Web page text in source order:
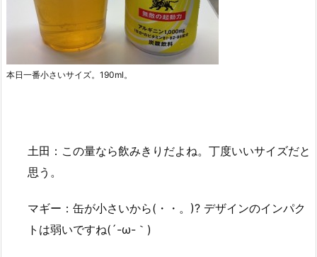
本日一番小さいサイズ。190ml。
土田：この量なら飲みきりだよね。丁度いいサイズだと
思う。
マギー：缶が小さいから(・・。)? デザインのインパク
トは弱いですね(´-ω-｀)